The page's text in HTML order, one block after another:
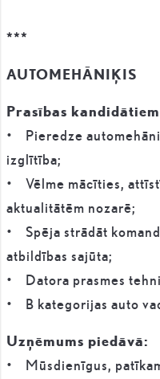
***
AUTOMEHĀNIĶIS
Prasības
• Pieredze
izglītība;
• Vēlme mācīties,
aktualitātēm nozarē;
• Spēja strādāt
atbildības sajūta;
• Datora prasmes
• B kategorijas auto
Uzņēmums piedāvā:
• Mūsdienīgus,